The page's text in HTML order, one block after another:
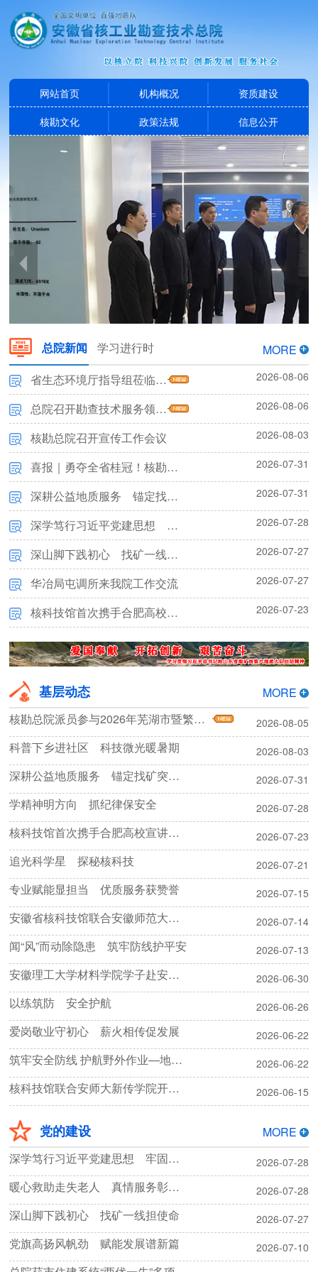
网站首页 机构概况
资质建设
核勘文化
政策法规 信息公开
局“学雷锋 见行动”志愿服务月活动启动仪式在我院举办
总院新闻 学习进行时
MORE
省生态环境厅指导组莅临我院调研指导
2026-08-06
总院召开勘查技术服务领域专题廉政教育暨集体廉政谈话会议 2026-08-06
核勘总院召开宣传工作会议 2026-08-03
喜报｜勇夺全省桂冠！核勘总院职工斩获2026年安徽省科普讲解大赛决赛第一名 2026-07-31
深耕公益地质服务 锚定找矿突破战略——总院新承担省级财政项目任务书正式下达 2026-07-31
深学笃行习近平党建思想 牢固树立和践行正确政绩观——党支部召开专题党课报告会 2026-07-28
深山脚下践初心 找矿一线担使命——核勘总院云南项目纪实 2026-07-27
华冶局屯调所来我院工作交流 2026-07-27
核科技馆首次携手合肥高校宣讲团开展“两弹一星”精神实践研学活动 2026-07-23
基层动态
MORE
核勘总院派员参与2026年芜湖市暨繁昌区地质灾害应急处置综合演练
2026-08-05
科普下乡进社区 科技微光暖暑期 2026-08-03
深耕公益地质服务 锚定找矿突破战略 2026-07-31
学精神明方向 抓纪律保安全 2026-07-28
核科技馆首次携手合肥高校宣讲团开展“两弹一星”精神实践研学活动 2026-07-23
追光科学星 探秘核科技 2026-07-21
专业赋能显担当 优质服务获赞誉 2026-07-15
安徽省核科技馆联合安徽师范大学开展暑期科普宣讲活动 2026-07-14
闻“风”而动除隐患 筑牢防线护平安 2026-07-13
安徽理工大学材料学院学子赴安徽省核科技馆参观研学 2026-06-30
以练筑防 安全护航 2026-06-26
爱岗敬业守初心 薪火相传促发展 2026-06-22
筑牢安全防线 护航野外作业—地质勘探院开展2026年安全生产月活动 2026-06-22
核科技馆联合安师大新传学院开展低碳环保科普公益活动 2026-06-15
党的建设
MORE
深学笃行习近平党建思想 牢固树立和践行正确政绩观
2026-07-28
暖心救助走失老人 真情服务彰显担当 2026-07-28
深山脚下践初心 找矿一线担使命 2026-07-27
党旗高扬风帆劲 赋能发展谱新篇 2026-07-10